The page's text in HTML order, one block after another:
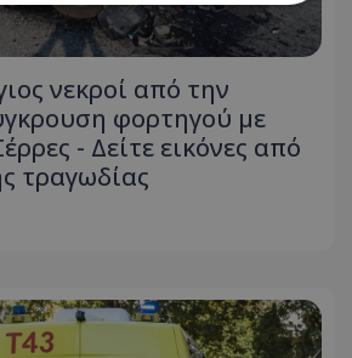
νεκροί από την
φορτηγού με
- Δείτε εικόνες από
τραγωδίας
απαραίτητα
Απόδοσης
Λειτουργικότητας
Μη ταξινομημένα
απαραίτητα cookies επιτρέπουν
του ιστότοπου, όπως τη
μπορεί να χρησιμοποιηθεί σωστά
.lifenewscy.tothemaonline.com